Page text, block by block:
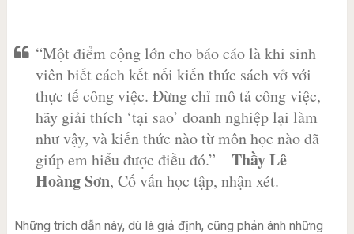
“Một điểm cộng lớn cho báo cáo là khi sinh
viên biết cách kết nối kiến thức sách vở với
thực tế công việc. Đừng chỉ mô tả công việc,
hãy giải thích ‘tại sao’ doanh nghiệp lại làm
như vậy, và kiến thức nào từ môn học nào đã
giúp em hiểu được điều đó.” –Thầy Lê
Hoàng Sơn, Cố vấn học tập, nhận xét.
Những trích dẫn này, dù là giả định, cũng phản ánh những